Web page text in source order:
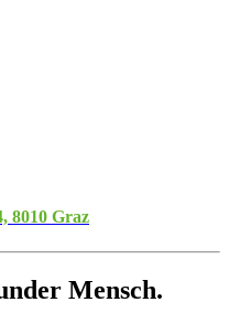
8010 Graz
Mensch.